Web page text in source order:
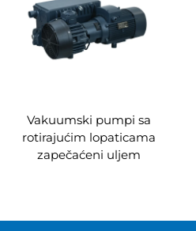
Vakuumski pumpi sa
rotirajućim lopaticama
zapečaćeni uljem